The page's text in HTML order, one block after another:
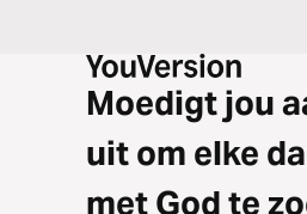
Moedigt jou
uit om elke
met God te